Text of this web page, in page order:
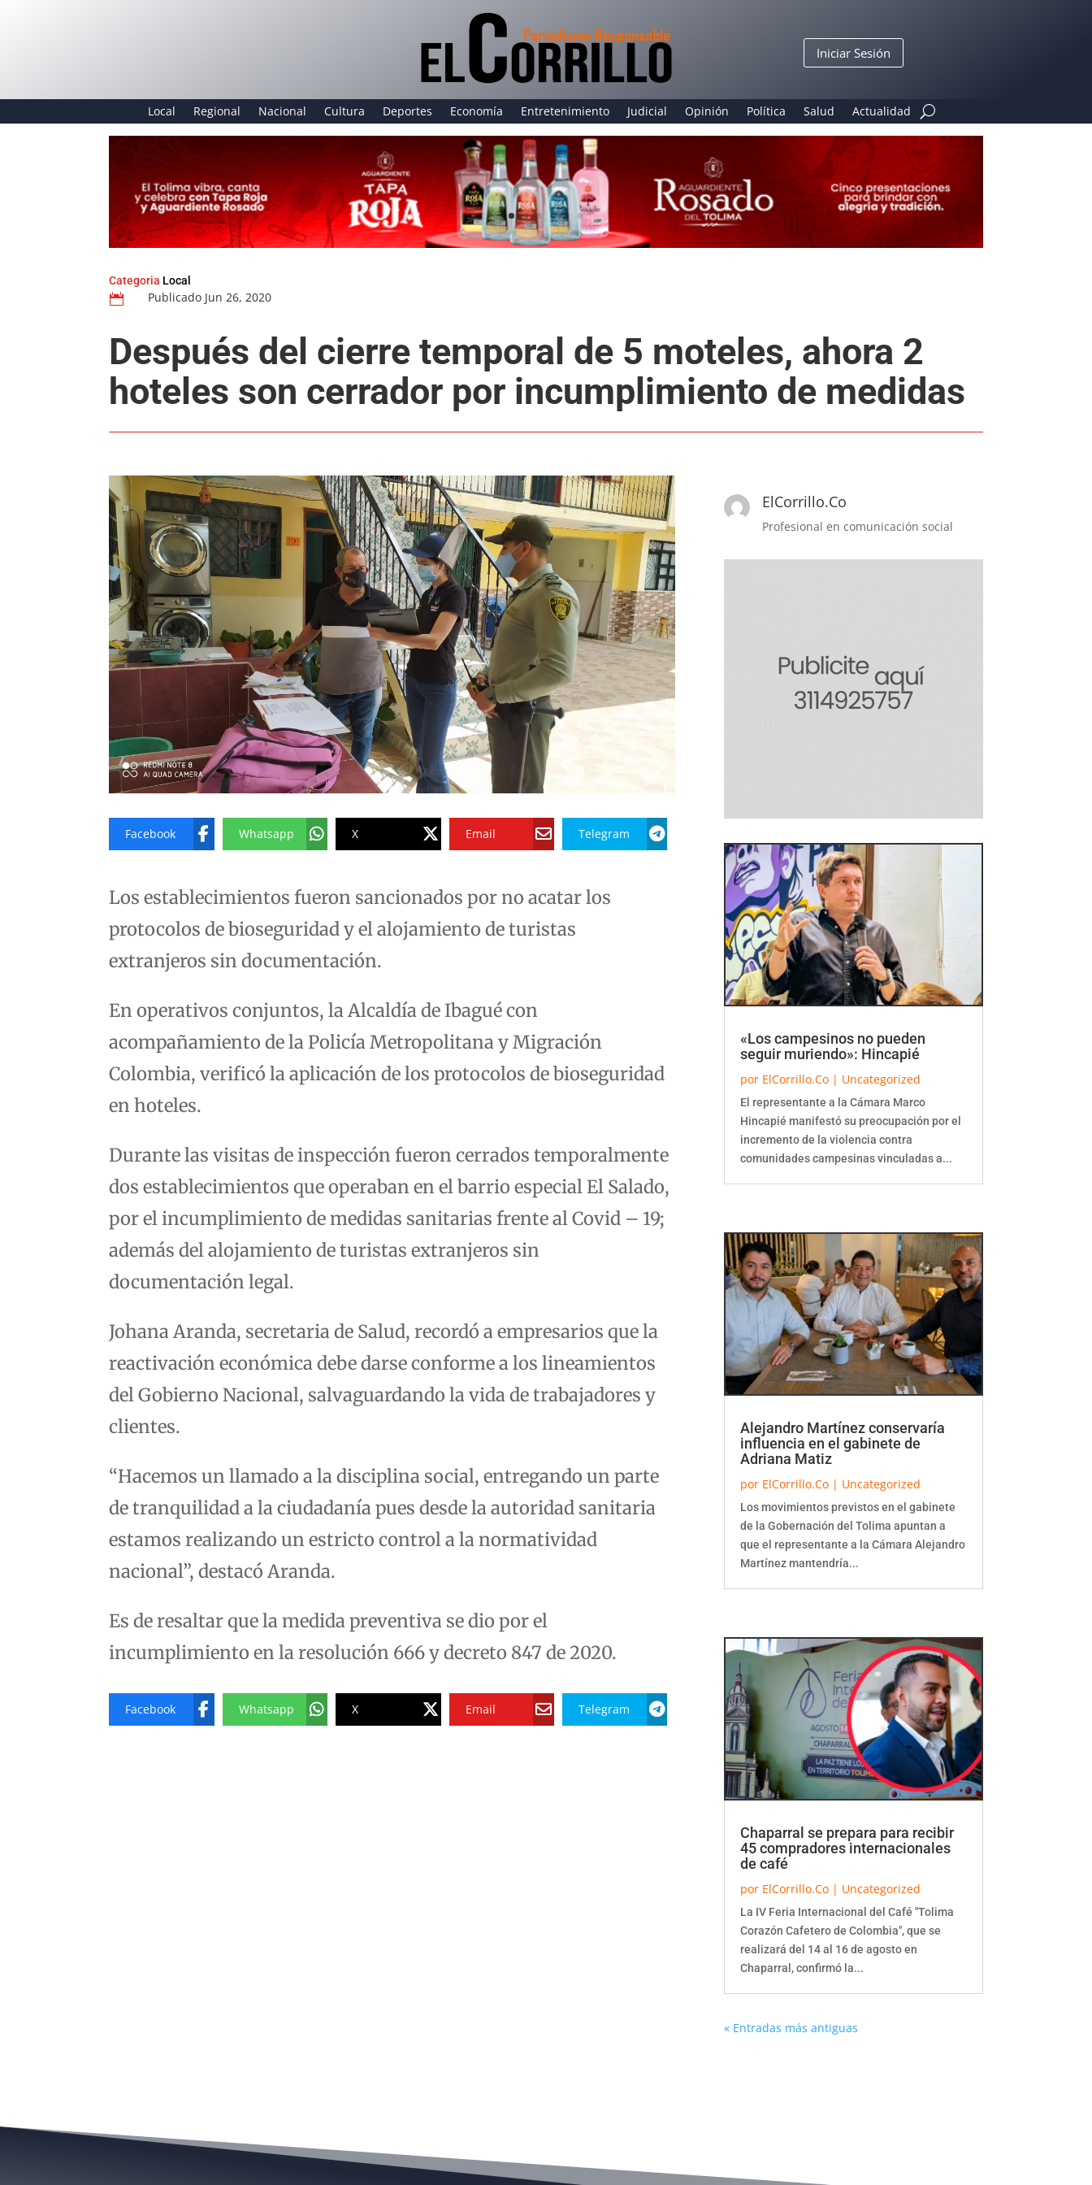
Iniciar Sesión
Local Regional Nacional Cultura Deportes Economía Entretenimiento Judicial Opinión Política Salud Actualidad
Categoria Local
 Publicado Jun 26, 2020
Después del cierre temporal de 5 moteles, ahora 2
hoteles son cerrador por incumplimiento de medidas
Facebook Whatsapp X Email Telegram
Los establecimientos fueron sancionados por no acatar los
protocolos de bioseguridad y el alojamiento de turistas
extranjeros sin documentación.
En operativos conjuntos, la Alcaldía de Ibagué con
acompañamiento de la Policía Metropolitana y Migración
Colombia, verificó la aplicación de los protocolos de bioseguridad
en hoteles.
Durante las visitas de inspección fueron cerrados temporalmente
dos establecimientos que operaban en el barrio especial El Salado,
por el incumplimiento de medidas sanitarias frente al Covid – 19;
además del alojamiento de turistas extranjeros sin
documentación legal.
Johana Aranda, secretaria de Salud, recordó a empresarios que la
reactivación económica debe darse conforme a los lineamientos
del Gobierno Nacional, salvaguardando la vida de trabajadores y
clientes.
“Hacemos un llamado a la disciplina social, entregando un parte
de tranquilidad a la ciudadanía pues desde la autoridad sanitaria
estamos realizando un estricto control a la normatividad
nacional”, destacó Aranda.
Es de resaltar que la medida preventiva se dio por el
incumplimiento en la resolución 666 y decreto 847 de 2020.
Facebook Whatsapp X Email Telegram
ElCorrillo.Co
Profesional en comunicación social
«Los campesinos no pueden
seguir muriendo»: Hincapié
por ElCorrillo.Co| Uncategorized
El representante a la Cámara Marco
Hincapié manifestó su preocupación por el
incremento de la violencia contra
comunidades campesinas vinculadas a...
Alejandro Martínez conservaría
influencia en el gabinete de
Adriana Matiz
por ElCorrillo.Co| Uncategorized
Los movimientos previstos en el gabinete
de la Gobernación del Tolima apuntan a
que el representante a la Cámara Alejandro
Martínez mantendría...
Chaparral se prepara para recibir
45 compradores internacionales
de café
por ElCorrillo.Co| Uncategorized
La IV Feria Internacional del Café "Tolima
Corazón Cafetero de Colombia", que se
realizará del 14 al 16 de agosto en
Chaparral, confirmó la...
« Entradas más antiguas